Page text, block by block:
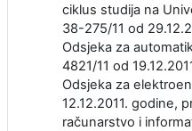
ciklus studija na
38-275/11 od
Odsjeka za
4821/11 od
Odsjeka za
12.12.2011. godine,
računarstvo i